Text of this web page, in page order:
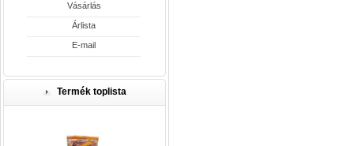
Vásárlás
Árlista
E-mail
Termék toplista